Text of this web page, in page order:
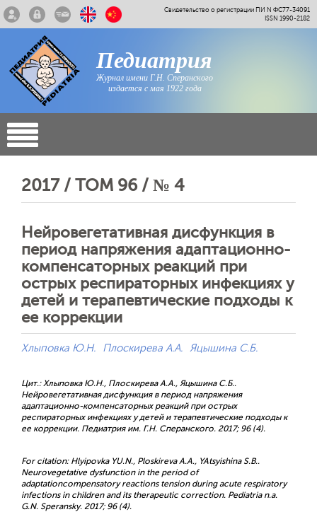
Свидетельство о регистрации ПИ N ФС77-34091
ISSN 1990-2182
Педиатрия
Журнал имени Г.Н. Сперанского
издается с мая 1922 года
2017 / ТОМ 96 / № 4
Нейровегетативная дисфункция в
период напряжения адаптационно-
компенсаторных реакций при
острых респираторных инфекциях у
детей и терапевтические подходы к
ее коррекции
Хлыповка Ю.Н. Плоскирева А.А. Яцышина С.Б.
Цит.: Хлыповка Ю.Н., Плоскирева А.А., Яцышина С.Б..
Нейровегетативная дисфункция в период напряжения
адаптационно-компенсаторных реакций при острых
респираторных инфекциях у детей и терапевтические подходы к
ее коррекции. Педиатрия им. Г.Н. Сперанского. 2017; 96 (4).
For citation: Hlyipovka YU.N., Ploskireva A.A., YAtsyishina S.B..
Neurovegetative dysfunction in the period of
adaptationcompensatory reactions tension during acute respiratory
infections in children and its therapeutic correction. Pediatria n.a.
G.N. Speransky. 2017; 96 (4).